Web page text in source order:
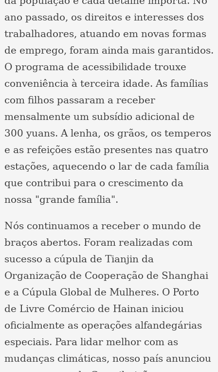
ano passado, os direitos e interesses dos
trabalhadores, atuando em novas formas
de emprego, foram ainda mais garantidos.
O programa de acessibilidade trouxe
conveniência à terceira idade. As famílias
com filhos passaram a receber
mensalmente um subsídio adicional de
300 yuans. A lenha, os grãos, os temperos
e as refeições estão presentes nas quatro
estações, aquecendo o lar de cada família
que contribui para o crescimento da
nossa "grande família".
Nós continuamos a receber o mundo de
braços abertos. Foram realizadas com
sucesso a cúpula de Tianjin da
Organização de Cooperação de Shanghai
e a Cúpula Global de Mulheres. O Porto
de Livre Comércio de Hainan iniciou
oficialmente as operações alfandegárias
especiais. Para lidar melhor com as
mudanças climáticas, nosso país anunciou